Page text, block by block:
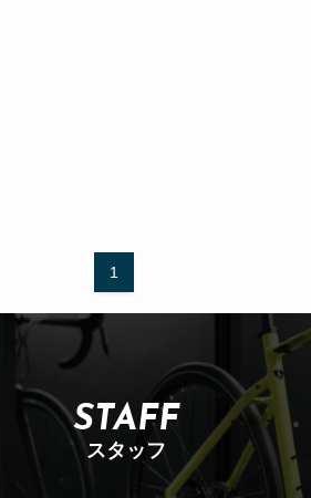
1
STAFF
スタッフ